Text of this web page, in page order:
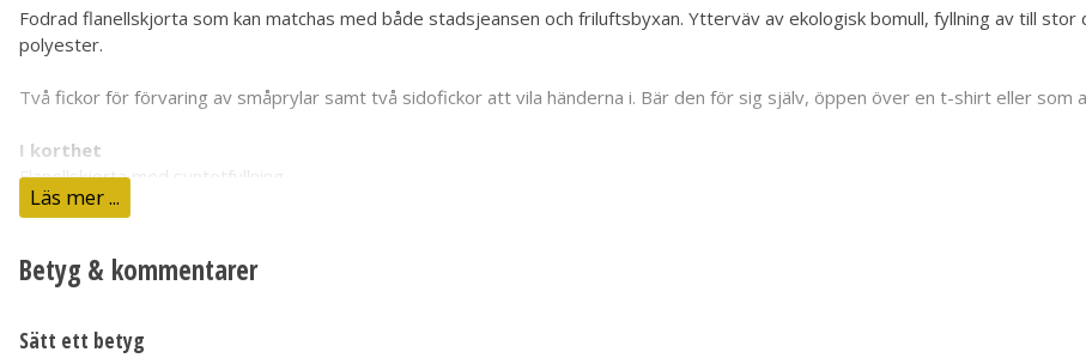
Fodrad flanellskjorta som kan matchas med både stadsjeansen och friluftsbyxan. Ytterväv av ekologisk bomull, fyllning av till
polyester.
Två fickor för förvaring av småprylar samt två sidofickor att vila händerna i. Bär den för sig själv, öppen över en t-shirt eller som
I korthet
Flanellskjorta med syntetfyllning
Ekologisk bomull, återvunnen polyester i foder samt 90 % återvunnen polyester i fyllning
Två sidofickor
Sydd i Fairtrade™-certifierad fabrik
Läs mer ...
Betyg & kommentarer
Sätt ett betyg